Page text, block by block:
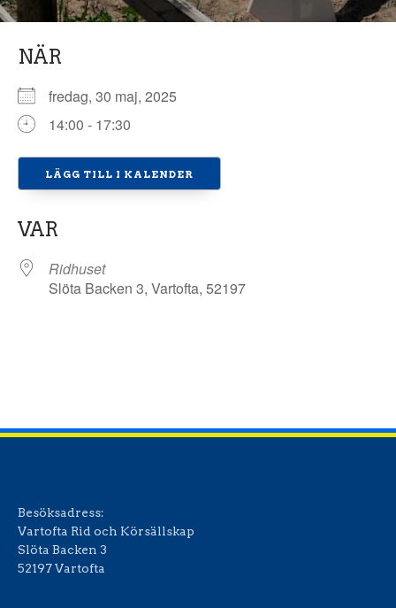
NÄR
fredag, 30 maj, 2025
14:00 - 17:30
LÄGG TILL I KALENDER
VAR
Ridhuset
Slöta Backen 3, Vartofta, 52197
Besöksadress:
Vartofta Rid och Körsällskap
Slöta Backen 3
52197 Vartofta